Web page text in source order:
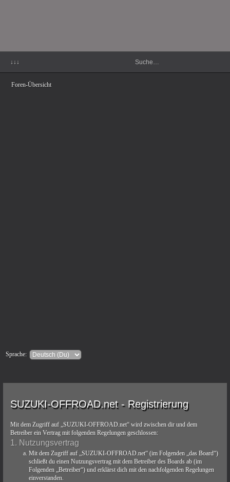
↓↓↓
Foren-Übersicht
Sprache:
SUZUKI-OFFROAD.net - Registrierung
Mit dem Zugriff auf „SUZUKI-OFFROAD.net“ wird zwischen dir und dem
Betreiber ein Vertrag mit folgenden Regelungen geschlossen:
1. Nutzungsvertrag
Mit dem Zugriff auf „SUZUKI-OFFROAD.net“ (im Folgenden „das Board“)
schließt du einen Nutzungsvertrag mit dem Betreiber des Boards ab (im
Folgenden „Betreiber“) und erklärst dich mit den nachfolgenden Regelungen
einverstanden.